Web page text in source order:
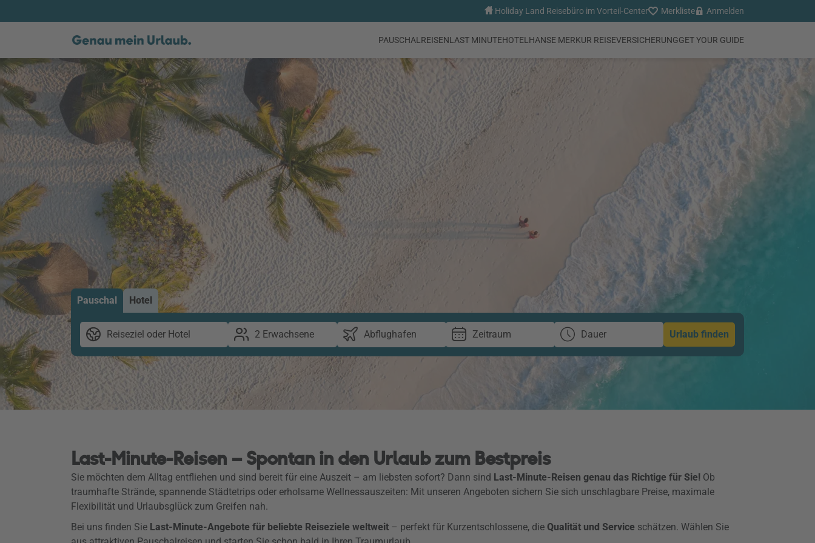
Holiday Land Reisebüro im Vorteil-Center Merkliste Anmelden
PAUSCHALREISENLAST MINUTEHOTEL HANSE MERKUR REISEVERSICHERUNGGET YOUR GUIDE
Pauschal Hotel
Reiseziel oder Hotel 2 Erwachsene Abflughafen Zeitraum Dauer Urlaub finden
Last-Minute-Reisen – Spontan in den Urlaub zum Bestpreis
Sie möchten dem Alltag entfliehen und sind bereit für eine Auszeit – am liebsten sofort? Dann sind Last-Minute-Reisen genau das Richtige für Sie! Ob
traumhafte Strände, spannende Städtetrips oder erholsame Wellnessauszeiten: Mit unseren Angeboten sichern Sie sich unschlagbare Preise, maximale
Flexibilität und Urlaubsglück zum Greifen nah.
Bei uns finden Sie Last-Minute-Angebote für beliebte Reiseziele weltweit – perfekt für Kurzentschlossene, die Qualität und Service schätzen. Wählen Sie